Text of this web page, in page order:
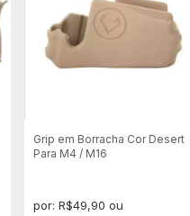
Grip em Borracha Cor Desert
Para M4 / M16
por: R$49,90 ou